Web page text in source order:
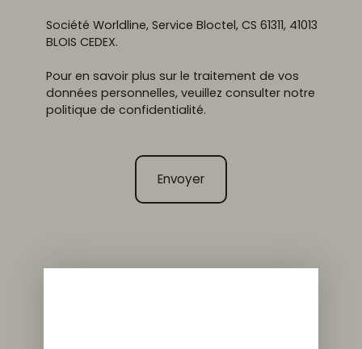
Société Worldline, Service Bloctel, CS 61311, 41013
BLOIS CEDEX.
Pour en savoir plus sur le traitement de vos
données personnelles, veuillez consulter notre
politique de confidentialité.
Envoyer